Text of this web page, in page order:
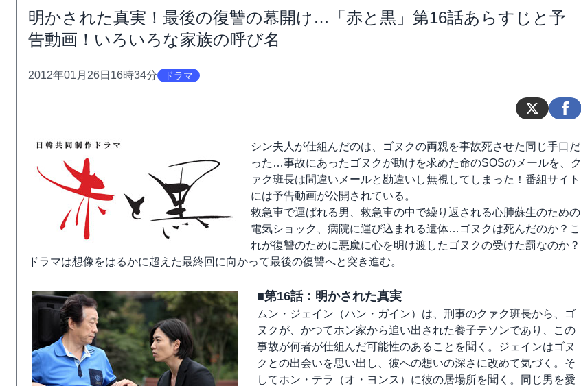
明かされた真実！最後の復讐の幕開け…「赤と黒」第16話あらすじと予
告動画！いろいろな家族の呼び名
2012年01月26日16時34分 ドラマ
シン夫人が仕組んだのは、ゴヌクの両親を事故死させた同じ手口だ
った…事故にあったゴヌクが助けを求めた命のSOSのメールを、ク
ァク班長は間違いメールと勘違いし無視してしまった！番組サイト
には予告動画が公開されている。
救急車で運ばれる男、救急車の中で繰り返される心肺蘇生のための
電気ショック、病院に運び込まれる遺体…ゴヌクは死んだのか？こ
れが復讐のために悪魔に心を明け渡したゴヌクの受けた罰なのか？
ドラマは想像をはるかに超えた最終回に向かって最後の復讐へと突き進む。
■第16話：明かされた真実
ムン・ジェイン（ハン・ガイン）は、刑事のクァク班長から、ゴ
ヌクが、かつてホン家から追い出された養子テソンであり、この
事故が何者が仕組んだ可能性のあることを聞く。ジェインはゴヌ
クとの出会いを思い出し、彼への想いの深さに改めて気づく。そ
してホン・テラ（オ・ヨンス）に彼の居場所を聞く。同じ男を愛